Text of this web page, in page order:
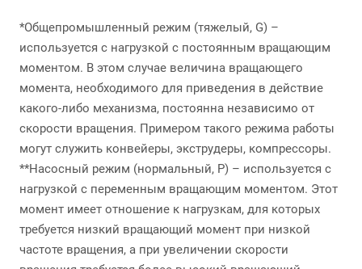
*Общепромышленный режим (тяжелый, G) –
используется с нагрузкой с постоянным вращающим
моментом. В этом случае величина вращающего
момента, необходимого для приведения в действие
какого-либо механизма, постоянна независимо от
скорости вращения. Примером такого режима работы
могут служить конвейеры, экструдеры, компрессоры.
**Насосный режим (нормальный, P) – используется с
нагрузкой с переменным вращающим моментом. Этот
момент имеет отношение к нагрузкам, для которых
требуется низкий вращающий момент при низкой
частоте вращения, а при увеличении скорости